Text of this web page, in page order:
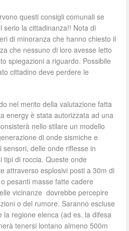
questi consigli comunali se
serio la cittadinanza!! Nota di
di minoranza che hanno chiesto il
che nessuno di loro avesse letto
spiegazioni a riguardo. Possibile
cittadino deve perdere le
nel merito della valutazione fatta
energy è stata autorizzata ad una
nello stilare un modello
di onde sismiche e
delle onde riflesse in
tipi di roccia. Queste onde
attraverso esplosivi posti a 30m di
pesanti masse fatte cadere
vicinanze dovrebbe percepire
o del rumore. Saranno escluse
la regione elenca (ad es. la difesa
tenersi lontano almeno 500m